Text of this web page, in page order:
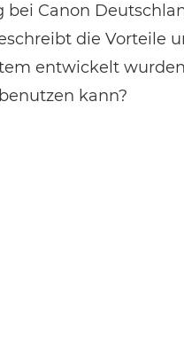
Canon
die Vorteile
entwickelt
kann?